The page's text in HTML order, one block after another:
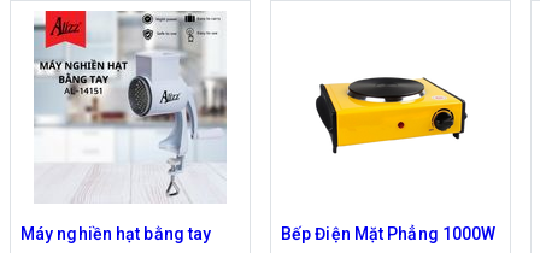
Bếp Điện Mặt Phẳng 1000W
Giá Để Muỗng Đũa Dao Nhà